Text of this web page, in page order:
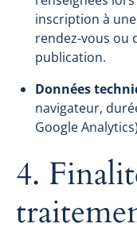
inscription à
rendez-vous ou
publication.
Données
navigateur,
Google
4.